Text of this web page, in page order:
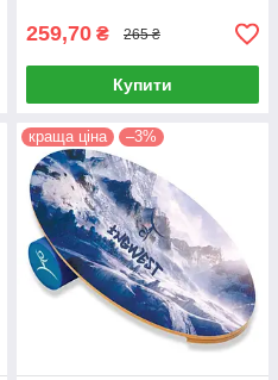
259,70 ₴ 265 ₴
Купити
краща ціна –3%